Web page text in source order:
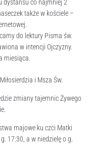
dystansu co najmniej 2
także w kościele –
do lektury Pisma św.
w intencji Ojczyzny.
miesiąca.
i Msza Św.
zmiany tajemnic Żywego
majowe ku czci Matki
17:30, a w niedzielę o g.